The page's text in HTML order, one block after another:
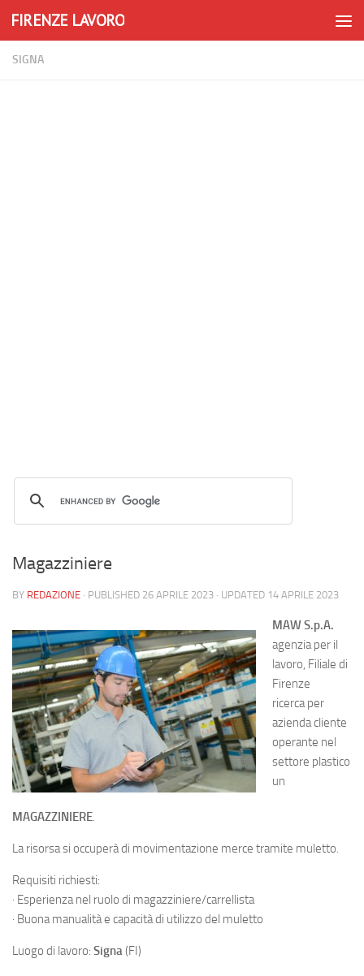
Skip to content
FIRENZE LAVORO
SIGNA
Magazziniere
BY REDAZIONE · PUBLISHED 26 APRILE 2023 · UPDATED 14 APRILE 2023
MAW S.p.A.
agenzia per il
lavoro, Filiale di
Firenze
ricerca per
azienda cliente
operante nel
settore plastico
un
MAGAZZINIERE.
La risorsa si occuperà di movimentazione merce tramite muletto.
Requisiti richiesti:
· Esperienza nel ruolo di magazziniere/carrellista
· Buona manualità e capacità di utilizzo del muletto
Luogo di lavoro: Signa(FI)